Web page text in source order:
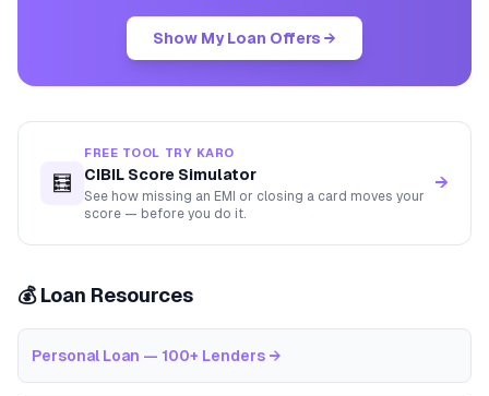
Show My Loan Offers →
🧮
FREE TOOL TRY KARO
CIBIL Score Simulator
See how missing an EMI or closing a card moves your
score — before you do it.
→
💰 Loan Resources
Personal Loan — 100+ Lenders →